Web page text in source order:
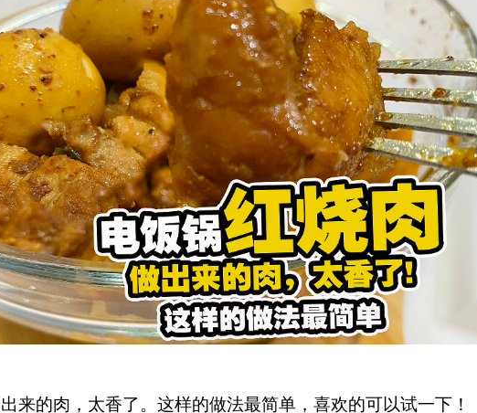
来的肉，太香了。这样的做法最简单，喜欢的可以试一下！